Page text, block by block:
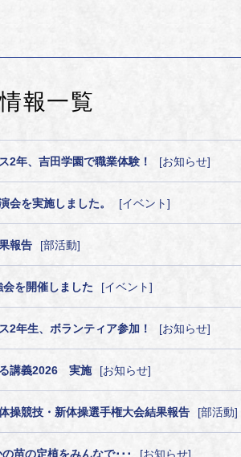
報一覧
2年、吉田学園で職業体験！ お知らせ
会を実施しました。 イベント
報告 部活動
を開催しました イベント
2年生、ボランティア参加！ お知らせ
講義2026 実施 お知らせ
操競技・新体操選⼿権⼤会結果報告 部活動
苗の定植をみんなで･･･ お知らせ